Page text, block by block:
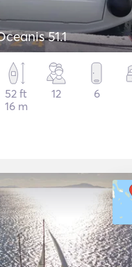
51.1
52 ft
16 m
12 6